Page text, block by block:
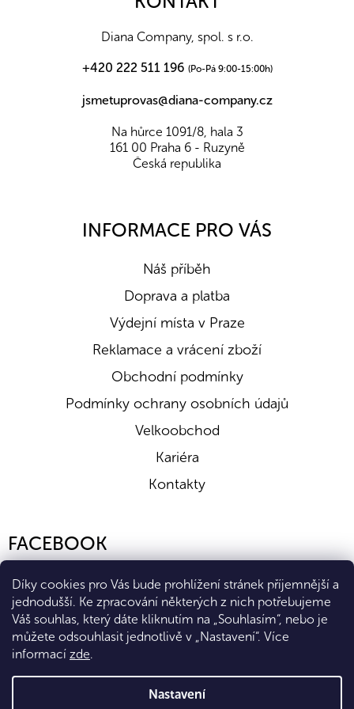
Díky cookies pro Vás bude prohlížení stránek příjemnější a
jednodušší. Ke zpracování některých z nich potřebujeme
Váš souhlas, který dáte kliknutím na „Souhlasím“, nebo je
můžete odsouhlasit jednotlivě v „Nastavení“. Více
informací zde.
Nastavení
Diana Company, spol. s r.o.
+420 222 511 196 (Po-Pá 9:00-15:00h)
jsmetuprovas@diana-company.cz
Na hůrce 1091/8, hala 3
161 00 Praha 6 - Ruzyně
Česká republika
INFORMACE PRO VÁS
Náš příběh
Doprava a platba
Výdejní místa v Praze
Reklamace a vrácení zboží
Obchodní podmínky
Podmínky ochrany osobních údajů
Velkoobchod
Kariéra
Kontakty
FACEBOOK
Vytvořil Shoptet Premium